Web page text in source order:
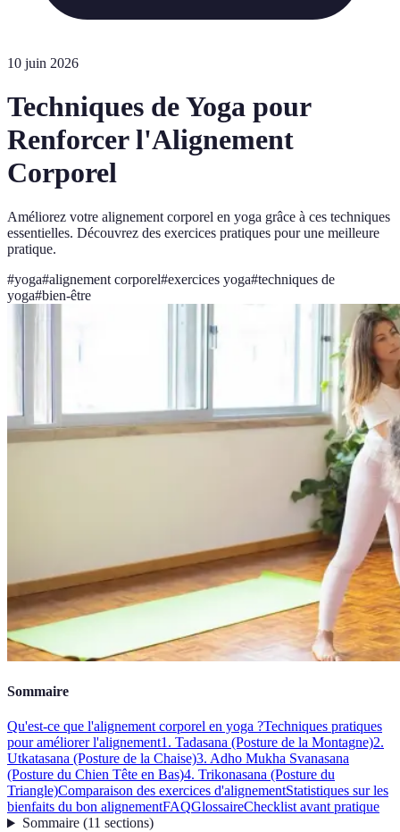
10 juin 2026
Techniques de Yoga pour
Renforcer l'Alignement
Corporel
Améliorez votre alignement corporel en yoga grâce à ces techniques
essentielles. Découvrez des exercices pratiques pour une meilleure
pratique.
#yoga#alignement corporel#exercices yoga#techniques de
yoga#bien-être
Sommaire
Qu'est-ce que l'alignement corporel en yoga ?Techniques pratiques
pour améliorer l'alignement1. Tadasana (Posture de la Montagne)2.
Utkatasana (Posture de la Chaise)3. Adho Mukha Svanasana
(Posture du Chien Tête en Bas)4. Trikonasana (Posture du
Triangle)Comparaison des exercices d'alignementStatistiques sur les
bienfaits du bon alignementFAQGlossaireChecklist avant pratique
Sommaire(11 sections)